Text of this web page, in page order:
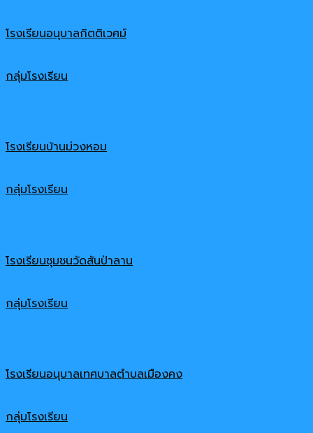
โรงเรียนอนุบาลกิตติเวศม์
กลุ่มโรงเรียน
โรงเรียนบ้านม่วงหอม
กลุ่มโรงเรียน
โรงเรียนชุมชนวัดสันป่าลาน
กลุ่มโรงเรียน
โรงเรียนอนุบาลเทศบาลตำบลเมืองคง
กลุ่มโรงเรียน